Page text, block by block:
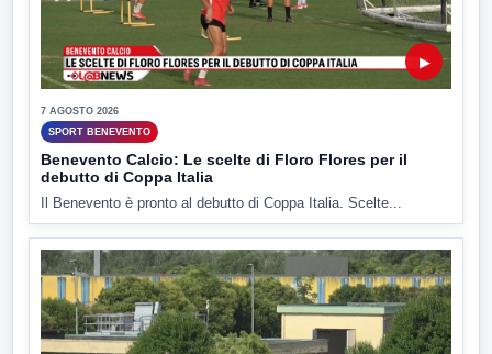
▶
7 AGOSTO 2026
SPORT BENEVENTO
Benevento Calcio: Le scelte di Floro Flores per il
debutto di Coppa Italia
Il Benevento è pronto al debutto di Coppa Italia. Scelte...